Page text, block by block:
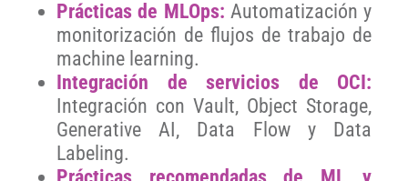
Prácticas de MLOps: Automatización y
monitorización de flujos de trabajo de
machine learning.
Integración de servicios de OCI:
Integración con Vault, Object Storage,
Generative AI, Data Flow y Data
Labeling.